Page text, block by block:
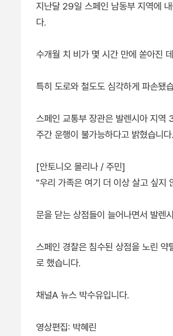
지난달 29일 스페인 남동부 지역에
다.
수개월 치 비가 몇 시간 만에 쏟아진
특히 도로와 철도도 심각하게 파손됐
스페인 교통부 장관은 발렌시아 지역
주간 운행이 불가능하다고 밝혔습니다.
[안토니오 몰리나 / 주민]
"우리 가족은 여기 더 이상 살고 싶지
문을 닫는 상점들이 늘어나면서 발렌
스페인 경찰은 침수된 상점을 노린
로 했습니다.
채널A 뉴스 박수유입니다.
영상편집: 박혜린